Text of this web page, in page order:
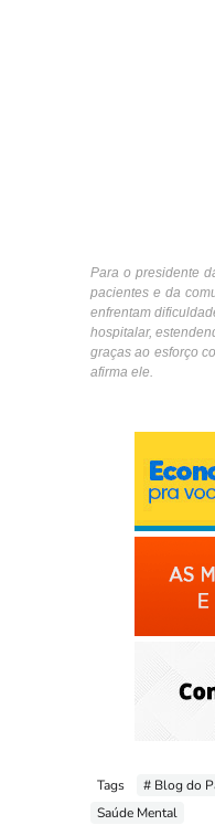
Para o presidente
pacientes e da
enfrentam
hospitalar,
graças ao esforço
afirma ele.
Tags # Blog do
Saúde Mental